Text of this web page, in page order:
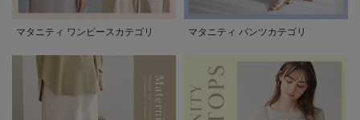
マタニティ ワンピースカテゴリ マタニティ パンツカテゴリ